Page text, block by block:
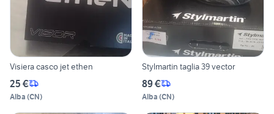
Visiera casco jet ethen
25 €
Alba (CN)
Stylmartin taglia 39 vector
89 €
Alba (CN)